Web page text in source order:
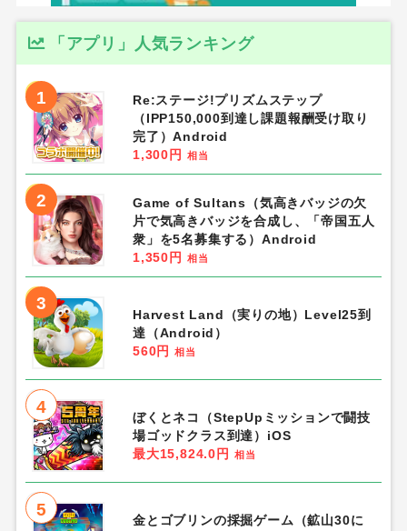
「アプリ」人気ランキング
1
Re:ステージ!プリズムステップ
（IPP150,000到達し課題報酬受け取り
完了）Android
1,300円
相当
2
Game of Sultans（気高きバッジの欠
片で気高きバッジを合成し、「帝国五人
衆」を5名募集する）Android
1,350円
相当
3
Harvest Land（実りの地）Level25到
達（Android）
560円
相当
4
ぼくとネコ（StepUpミッションで闘技
場ゴッドクラス到達）iOS
最大15,824.0円
相当
5
金とゴブリンの採掘ゲーム（鉱山30に